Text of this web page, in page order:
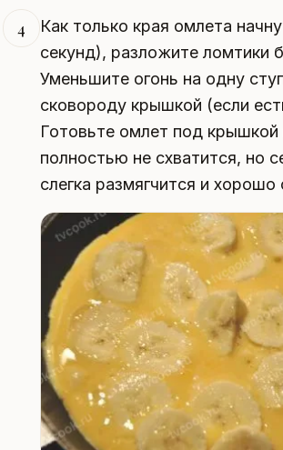
4
Как только края омлета
секунд), разложите ломтики
Уменьшите огонь на одну
сковороду крышкой (если
Готовьте омлет под
полностью не схватится, но
слегка размягчится и